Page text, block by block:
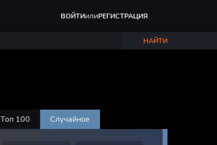
ВОЙТИилиРЕГИСТРАЦИЯ
НАЙТИ
Топ 100 Случайное